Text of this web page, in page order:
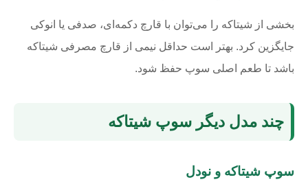
بخشی از شیتاکه را می‌توان با قارچ دکمه‌ای، صدفی یا انوکی
جایگزین کرد. بهتر است حداقل نیمی از قارچ مصرفی شیتاکه
باشد تا طعم اصلی سوپ حفظ شود.
چند مدل دیگر سوپ شیتاکه
سوپ شیتاکه و نودل